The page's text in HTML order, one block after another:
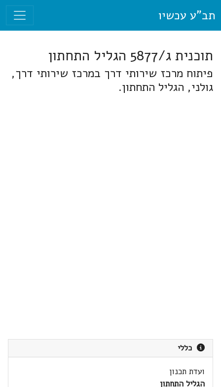
תב"ע עכשיו
תוכנית ג/5877 הגליל התחתון
פיתוח מרכז שירותי דרך במרכז שירותי דרך,
גולני, הגליל התחתון.
כללי
ועדת תכנון
הגליל התחתון